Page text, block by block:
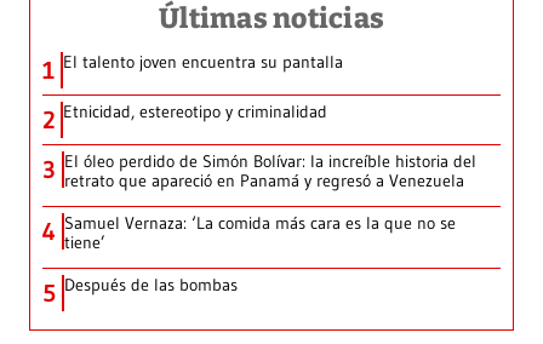
Últimas noticias
1 El talento joven encuentra su pantalla​
2 Etnicidad, estereotipo y criminalidad
3 El óleo perdido de Simón Bolívar: la increíble historia del
retrato que apareció en Panamá y regresó a Venezuela
4 Samuel Vernaza: ‘La comida más cara es la que no se
tiene’
5 Después de las bombas